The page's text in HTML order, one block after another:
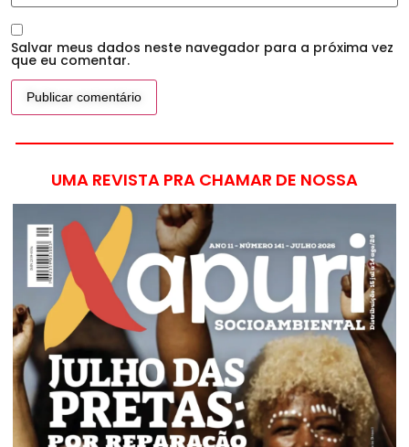
Salvar meus dados neste navegador para a próxima vez
que eu comentar.
UMA REVISTA PRA CHAMAR DE NOSSA